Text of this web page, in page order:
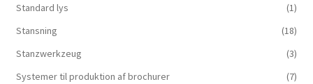
Standard lys
(1)
Stansning
(18)
Stanzwerkzeug
(3)
Systemer til produktion af brochurer
(7)